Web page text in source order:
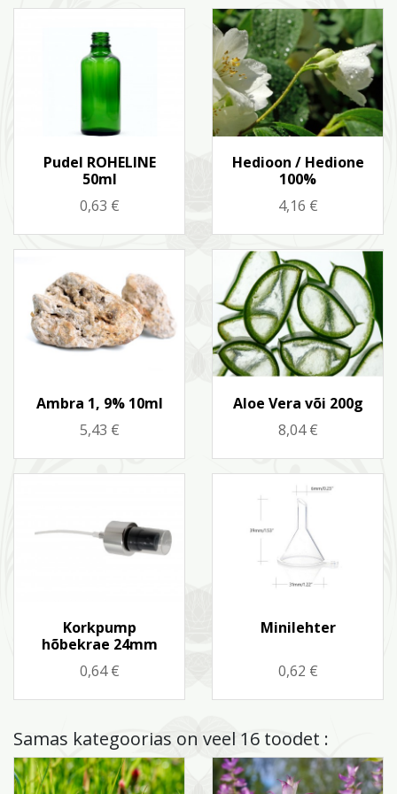
 Kiirvaade
Pudel ROHELINE
50ml
Hind
0,63 €
 Kiirvaade
Hedioon / Hedione
100%
Hind
4,16 €
Kiirvaade
Ambra 1, 9% 10ml
Hind
5,43 €
Kiirvaade
Aloe Vera või 200g
Hind
8,04 €
 Kiirvaade
Korkpump
hõbekrae 24mm
Hind
0,64 €
Kiirvaade
Minilehter
Hind
0,62 €
Samas kategoorias on veel 16 toodet :